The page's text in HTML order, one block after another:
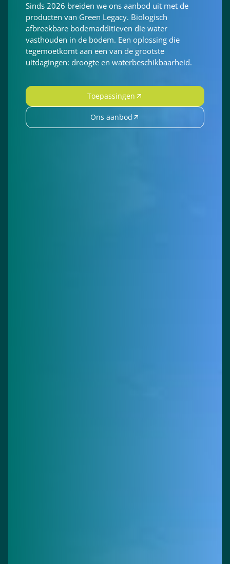
Sinds 2026 breiden we ons aanbod uit met de
producten van Green Legacy. Biologisch
afbreekbare bodemadditieven die water
vasthouden in de bodem. Een oplossing die
tegemoetkomt aan een van de grootste
uitdagingen: droogte en waterbeschikbaarheid.
Toepassingen
Ons aanbod